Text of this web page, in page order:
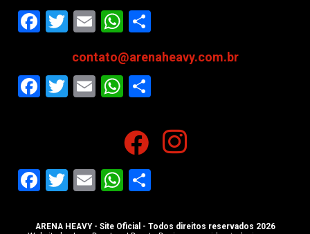
Facebook
Twitter
EmailWhatsApp
contato@arenaheavy.com.br
Facebook
Twitter
EmailWhatsApp
Facebook
Twitter
EmailWhatsApp
ARENA HEAVY - Site Oficial - Todos direitos reservados 2026